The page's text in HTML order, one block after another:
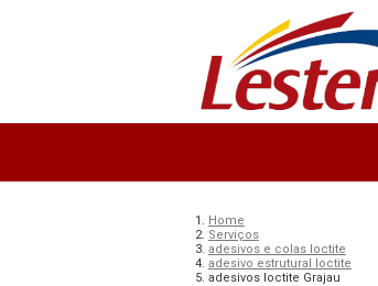
Home
Serviços
adesivos e colas loctite
adesivo estrutural loctite
adesivos loctite Grajau